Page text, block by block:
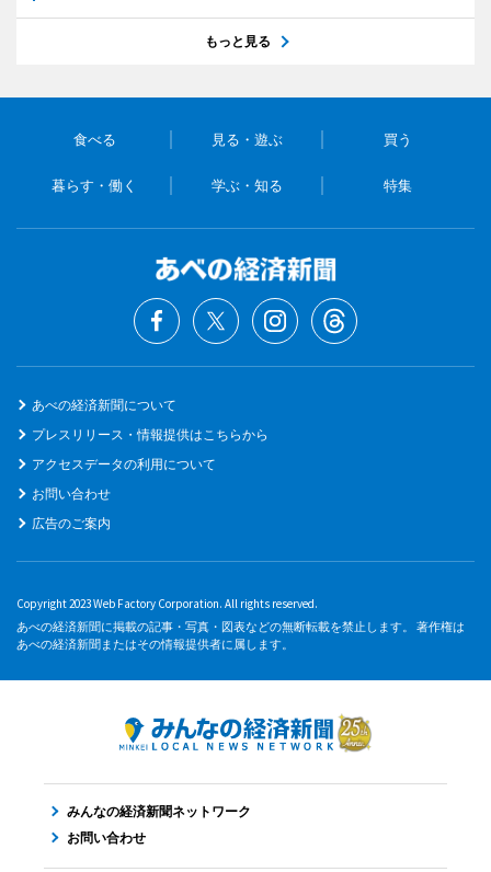
もっと見る
食べる 見る・遊ぶ 買う
暮らす・働く 学ぶ・知る 特集
あべの経済新聞について
プレスリリース・情報提供はこちらから
アクセスデータの利用について
お問い合わせ
広告のご案内
Copyright 2023 Web Factory Corporation. All rights reserved.
あべの経済新聞に掲載の記事・写真・図表などの無断転載を禁止します。 著作権は
あべの経済新聞またはその情報提供者に属します。
みんなの経済新聞ネットワーク
お問い合わせ